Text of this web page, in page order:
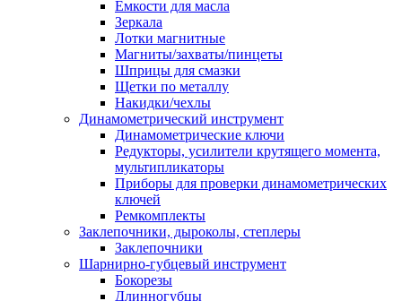
Емкости для масла
Зеркала
Лотки магнитные
Магниты/захваты/пинцеты
Шприцы для смазки
Щетки по металлу
Накидки/чехлы
Динамометрический инструмент
Динамометрические ключи
Редукторы, усилители крутящего момента,
мультипликаторы
Приборы для проверки динамометрических
ключей
Ремкомплекты
Заклепочники, дыроколы, степлеры
Заклепочники
Шарнирно-губцевый инструмент
Бокорезы
Длинногубцы